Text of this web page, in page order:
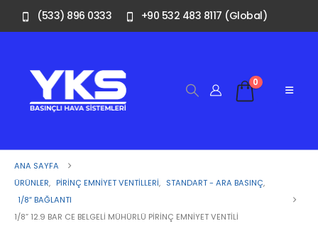
(533) 896 0333 +90 532 483 8117 (Global)
0
ANA SAYFA
ÜRÜNLER, PIRINÇ EMNIYET VENTILLERI, STANDART - ARA BASINÇ,
1/8″ BAĞLANTI
1/8” 12.9 BAR CE BELGELI MÜHÜRLÜ PIRINÇ EMNIYET VENTILI